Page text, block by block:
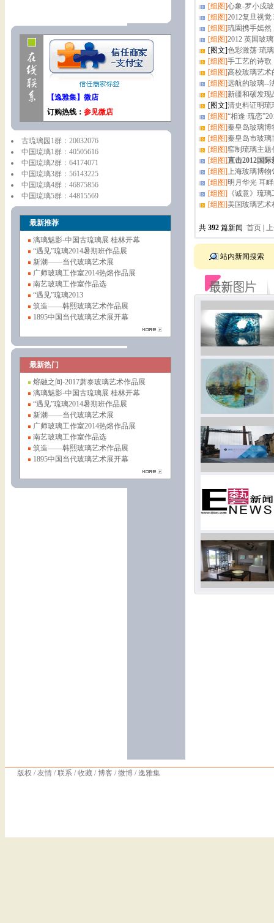
【逸雅集】微店
订购热线： 参见微店
古琉璃园1群：20032076
中国琉璃1群：40505616
中国琉璃2群：64174071
中国琉璃3群：56143225
中国琉璃4群：46875856
中国琉璃5群：44815569
最新推荐
漓璃魅影-中国古琉璃展 桂林开幕
“遇见”琉璃2014暑期班作品展
新潮——当代玻璃艺术展
广师玻璃工作室2014热熔作品展
南艺玻璃工作室作品选
“遇见”琉璃2013
筑造——韩熙玻璃艺术作品展
1895中国当代玻璃艺术展开幕
最新热门
熔融之间-2017萧泰玻璃艺术作品展
漓璃魅影-中国古琉璃展 桂林开幕
“遇见”琉璃2014暑期班作品展
新潮——当代玻璃艺术展
广师玻璃工作室2014热熔作品展
南艺玻璃工作室作品选
筑造——韩熙玻璃艺术作品展
1895中国当代玻璃艺术展开幕
[组图]心象-罗小戍
[组图]2012复旦视
[组图]琉園携手嫣然
[组图]2012 英国玻
[图文]色彩激荡·琉
[组图]手工艺的诗歌
[组图]高校玻璃艺术
[组图]远航的玻璃--
[组图]新疆和硕发现
[图文]清史料证明琉
[组图]“相逢·琉恋
[组图]秦皇岛玻璃博
[组图]秦皇岛市玻璃
[组图]窑制琉璃主题
[组图]直击2012国
[组图]上海玻璃博物
[组图]明月华光 耳
[组图] 《诚意》琉
[组图]美国玻璃艺术
共 392 篇新闻 首页
站内新闻搜索
版权 /友情 /联系 /收藏 /博客 /微博 /逸雅集